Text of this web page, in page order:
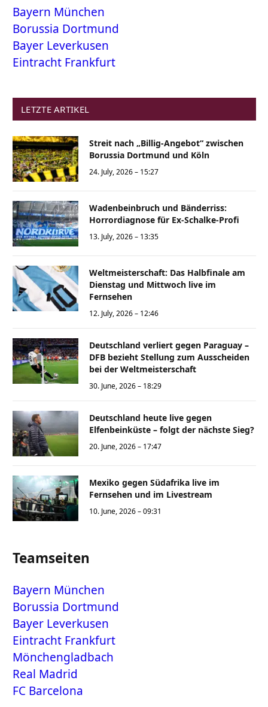
Bayern München
Borussia Dortmund
Bayer Leverkusen
Eintracht Frankfurt
LETZTE ARTIKEL
Streit nach „Billig-Angebot“ zwischen
Borussia Dortmund und Köln
24. July, 2026 – 15:27
Wadenbeinbruch und Bänderriss:
Horrordiagnose für Ex-Schalke-Profi
13. July, 2026 – 13:35
Weltmeisterschaft: Das Halbfinale am
Dienstag und Mittwoch live im
Fernsehen
12. July, 2026 – 12:46
Deutschland verliert gegen Paraguay –
DFB bezieht Stellung zum Ausscheiden
bei der Weltmeisterschaft
30. June, 2026 – 18:29
Deutschland heute live gegen
Elfenbeinküste – folgt der nächste Sieg?
20. June, 2026 – 17:47
Mexiko gegen Südafrika live im
Fernsehen und im Livestream
10. June, 2026 – 09:31
Teamseiten
Bayern München
Borussia Dortmund
Bayer Leverkusen
Eintracht Frankfurt
Mönchengladbach
Real Madrid
FC Barcelona